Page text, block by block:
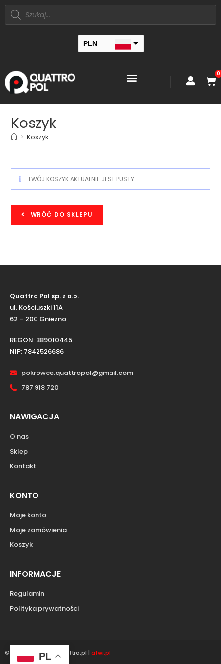
PLN
0
Koszyk
> Koszyk
TWÓJ KOSZYK AKTUALNIE JEST PUSTY.
WRÓĆ DO SKLEPU
Quattro Pol sp. z o.o.
ul. Kościuszki 11A
62 – 200 Gniezno
REGON: 389010445
NIP: 7842526686
pokrowce.quattropol@gmail.com
787 918 720
NAWIGACJA
O nas
Sklep
Kontakt
KONTO
Moje konto
Moje zamówienia
Koszyk
INFORMACJE
Regulamin
Polityka prywatności
© Copyright 2022 Quattro.pl | atwi.pl
PL